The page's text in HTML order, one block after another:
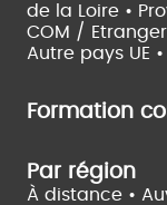
de la Loire •
COM / Etranger
Autre pays UE •
Formation
Par région
À distance •